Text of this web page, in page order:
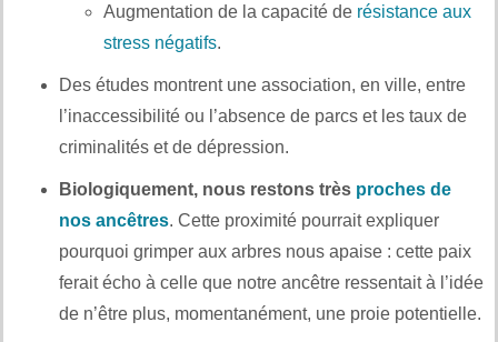
Augmentation de la capacité de résistance aux
stress négatifs.
Des études montrent une association, en ville, entre
l’inaccessibilité ou l’absence de parcs et les taux de
criminalités et de dépression.
Biologiquement, nous restons très proches de
nos ancêtres. Cette proximité pourrait expliquer
pourquoi grimper aux arbres nous apaise : cette paix
ferait écho à celle que notre ancêtre ressentait à l’idée
de n’être plus, momentanément, une proie potentielle.